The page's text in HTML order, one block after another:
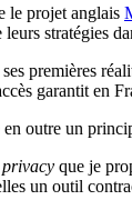
le projet anglais
stratégies
premières
garantit en
outre un
que je
un outil